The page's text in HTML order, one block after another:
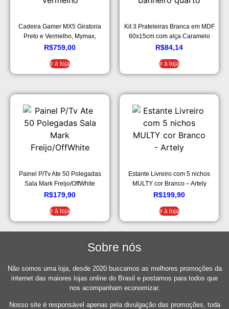
Cadeira Gamer MX5 Giratoria
Preto e Vermelho, Mymax,
25.009174, Preto e Vermelho
R$759,00
Ir à loja
Kit 3 Prateleiras Branca em MDF
60x15cm com alça Caramelo
para sala cozinha banheiro
R$84,14
Ir à loja
Painel P/Tv Ate 50 Polegadas
Sala Mark Freijo/OffWhite
R$179,90
Ir à loja
Estante Livreiro com 5 nichos
MULTY cor Branco – Artely
R$199,90
Ir à loja
Sobre nós
Não somos uma loja, desde 2020 buscamos as melhores promoções da
internet das maiores lojas online do Brasil e postamos para todos que
nos acompanham economizar.
Nosso site é responsável apenas pela divulgação das promoções, toda